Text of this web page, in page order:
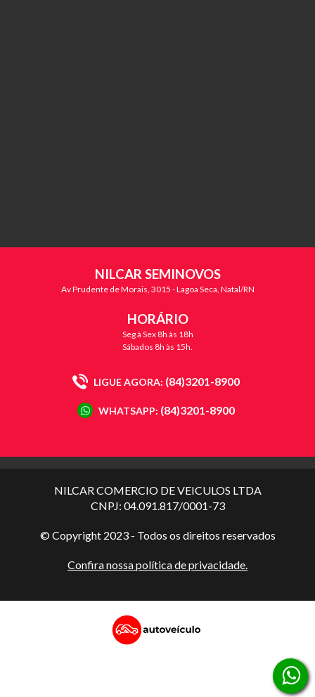
NILCAR SEMINOVOS
Av Prudente de Morais, 3015 - Lagoa Seca, Natal/RN
HORÁRIO
Seg à Sex 8h às 18h
Sábados 8h às 15h.
LIGUE AGORA: (84)3201-8900
WHATSAPP: (84)3201-8900
NILCAR COMERCIO DE VEICULOS LTDA
CNPJ: 04.091.817/0001-73
© Copyright 2023 - Todos os direitos reservados
Confira nossa política de privacidade.